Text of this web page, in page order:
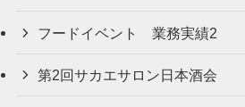
フードイベント 業務実績2
第2回サカエサロン日本酒会